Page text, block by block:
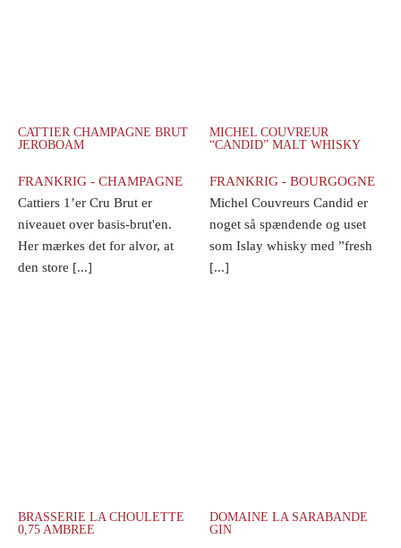
CATTIER CHAMPAGNE BRUT
JEROBOAM
FRANKRIG - CHAMPAGNE
Cattiers 1’er Cru Brut er
niveauet over basis-brut'en.
Her mærkes det for alvor, at
den store [...]
MICHEL COUVREUR
“CANDID” MALT WHISKY
FRANKRIG - BOURGOGNE
Michel Couvreurs Candid er
noget så spændende og uset
som Islay whisky med ”fresh
[...]
BRASSERIE LA CHOULETTE
0,75 AMBREE
DOMAINE LA SARABANDE
GIN